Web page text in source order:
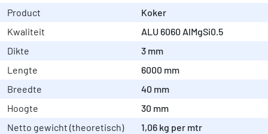
Product
Koker
Kwaliteit
ALU 6060 AlMgSi0.5
Dikte
3 mm
Lengte
6000 mm
Breedte
40 mm
Hoogte
30 mm
Netto gewicht (theoretisch)
1,06 kg per mtr